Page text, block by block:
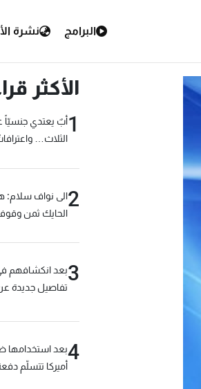
البرامج نشرة
الأكثر
1أبٌ يعتدي جنسيّاً
الثلاث…
2الى نواف سلام:
الحايك ثمن
3بعد انكشافهم في
تفاصيل جديدة
4بعد استخدامها
أميركا تتسلّم